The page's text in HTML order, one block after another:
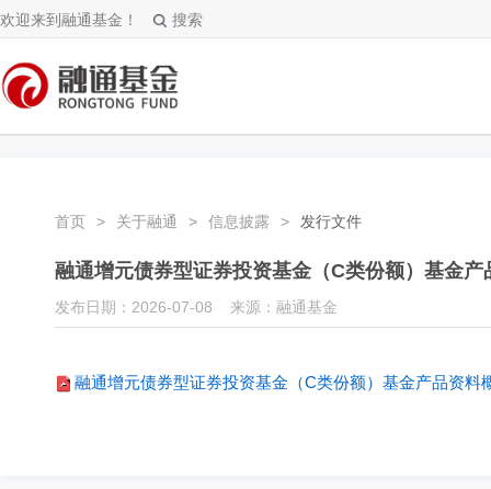
欢迎来到融通基金！ 搜索
首页 > 关于融通 > 信息披露 > 发行文件
融通增元债券型证券投资基金（C类份额）基金
发布日期：2026-07-08 来源：融通基金
融通增元债券型证券投资基金（C类份额）基金产品资料